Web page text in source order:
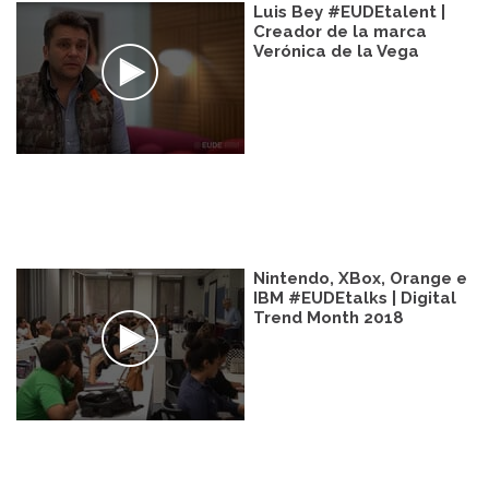
Luis Bey #EUDEtalent |
Creador de la marca
Verónica de la Vega
Nintendo, XBox, Orange e
IBM #EUDEtalks | Digital
Trend Month 2018